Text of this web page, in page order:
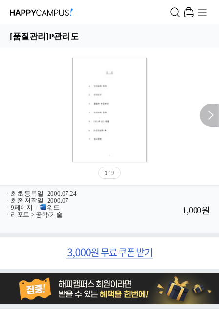
[품질관리]P관리도
1 / 9
ㆍ 최초 등록일
2000.07.24
ㆍ 최종 저작일
2000.07
ㆍ 9페이지 /
워드
ㆍ 리포트 > 공학/기술 1,000원